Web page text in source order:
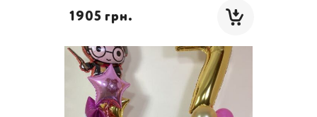
  1905 грн.